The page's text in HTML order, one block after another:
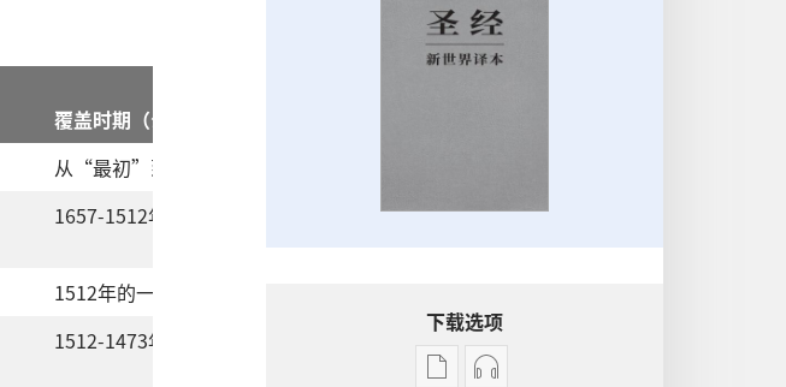
覆盖时期 （公元前
从 “最初” 到
1657-1512年
1512年的一
1512-1473年
下载选项
出
音